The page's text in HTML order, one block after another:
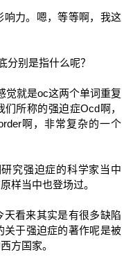
响力。嗯，等等啊，我这
分别是指什么呢？
觉就是oc这两个单词重复
所称的强迫症Ocd啊，
啊，非常复杂的一个
究强迫症的科学家当中
样当中也登场过。
看来其实是有很多缺陷
关于强迫症的著作呢是被
方国家。